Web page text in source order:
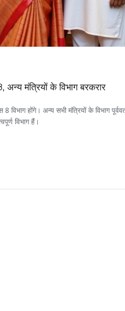
अन्य मंत्रियों के विभाग बरकरार
विभाग होंगे। अन्य सभी मंत्रियों के विभाग
विभाग हैं।